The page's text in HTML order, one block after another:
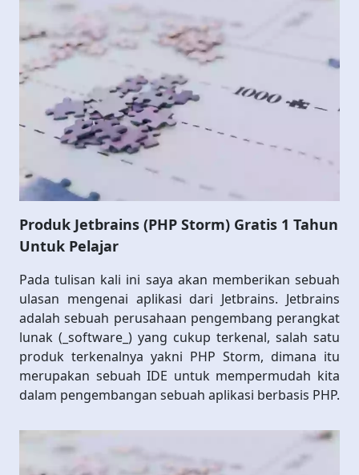
Produk Jetbrains (PHP Storm) Gratis 1 Tahun
Untuk Pelajar
Pada tulisan kali ini saya akan memberikan sebuah
ulasan mengenai aplikasi dari Jetbrains. Jetbrains
adalah sebuah perusahaan pengembang perangkat
lunak (_software_) yang cukup terkenal, salah satu
produk terkenalnya yakni PHP Storm, dimana itu
merupakan sebuah IDE untuk mempermudah kita
dalam pengembangan sebuah aplikasi berbasis PHP.